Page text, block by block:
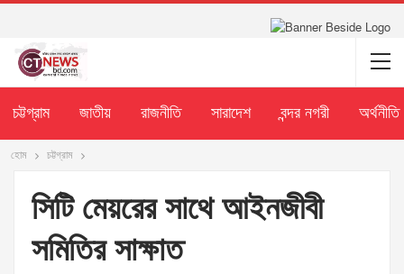
চট্টগ্রাম জাতীয় রাজনীতি সারাদেশ বন্দর নগরী অর্থনীতি
হোম চট্টগ্রাম
সিটি মেয়রের সাথে আইনজীবী
সমিতির সাক্ষাত